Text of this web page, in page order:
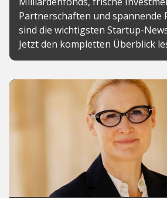
Partnerschaften und spannende
sind die wichtigsten Startup-
Jetzt den kompletten Überblick